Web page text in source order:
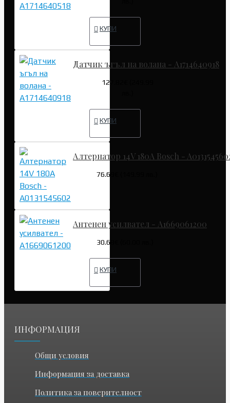
КУПИ
Датчик ъгъл на волана - A1714640918
127.82€ (249.99
КУПИ
Алтернатор 14V 180A Bosch -
76.69€ (149.99 лв.)
Антенен усилвател - A1669061200
30.68€ (60.00 лв.)
КУПИ
ИНФОРМАЦИЯ
Общи условия
Информация за доставка
Политика за поверителност